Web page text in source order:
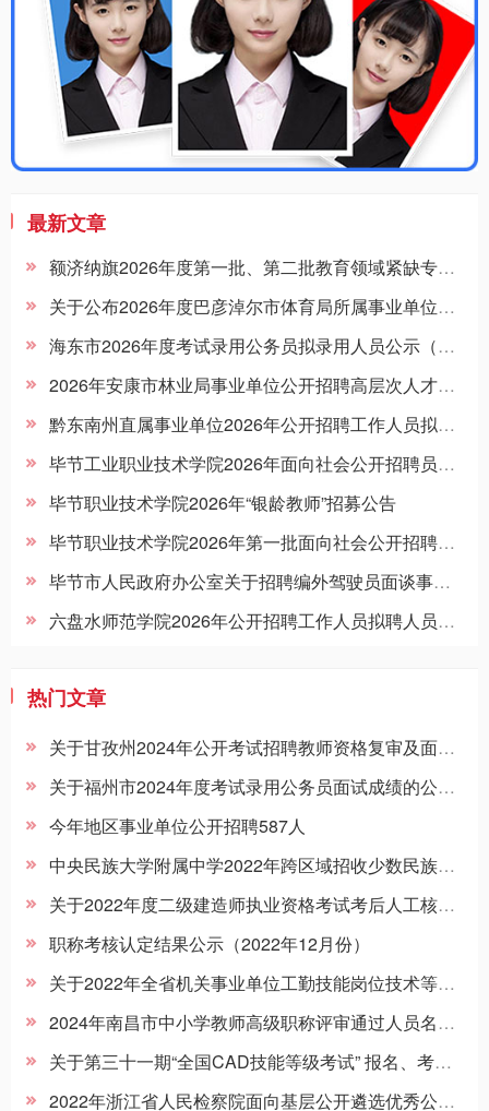
最新文章
额济纳旗2026年度第一批、第二批教育领域紧缺专业教师校园招聘拟聘人员的公示
关于公布2026年度巴彦淖尔市体育局所属事业单位公开招聘工作人员考试总成绩及进入体检考察范围人员名单的公告
海东市2026年度考试录用公务员拟录用人员公示（第三批）
2026年安康市林业局事业单位公开招聘高层次人才拟聘用人员公示
黔东南州直属事业单位2026年公开招聘工作人员拟聘用人员名单公示（第二批）
毕节工业职业技术学院2026年面向社会公开招聘员额制工作人员资格复审合格及面试有关事宜公告
毕节职业技术学院2026年“银龄教师”招募公告
毕节职业技术学院2026年第一批面向社会公开招聘员额制工作人员体检公告
毕节市人民政府办公室关于招聘编外驾驶员面谈事宜的公告
六盘水师范学院2026年公开招聘工作人员拟聘人员公示
热门文章
关于甘孜州2024年公开考试招聘教师资格复审及面试等事项的公告
关于福州市2024年度考试录用公务员面试成绩的公示（4月14日）
今年地区事业单位公开招聘587人
中央民族大学附属中学2022年跨区域招收少数民族学生名单
关于2022年度二级建造师执业资格考试考后人工核查公告
职称考核认定结果公示（2022年12月份）
关于2022年全省机关事业单位工勤技能岗位技术等级（职务）考核有关问题的通知
2024年南昌市中小学教师高级职称评审通过人员名单公示
关于第三十一期“全国CAD技能等级考试” 报名、考试工作通知
2022年浙江省人民检察院面向基层公开遴选优秀公务员拟遴选人员公示